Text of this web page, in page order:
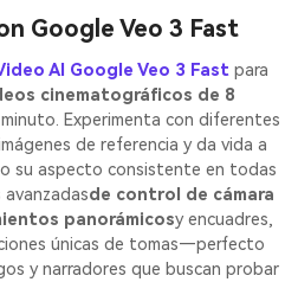
Google Veo 3 Fast
AI Google Veo 3 Fast para
cinematográficos de 8
Experimenta con diferentes
de referencia y da vida a
su aspecto consistente en todas
avanzadasde control de cámara
panorámicosy encuadres,
únicas de tomas—perfecto
y narradores que buscan probar